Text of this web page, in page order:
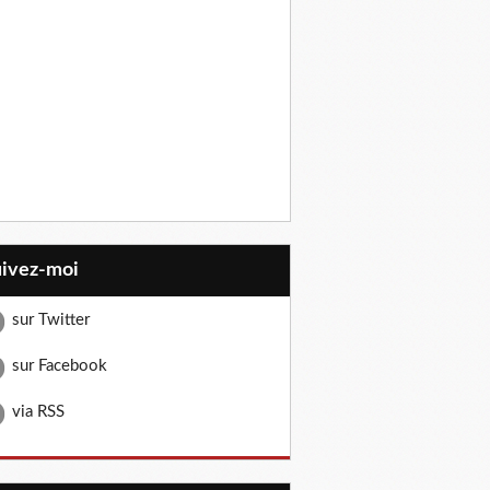
moi
sur Twitter
sur Facebook
via RSS